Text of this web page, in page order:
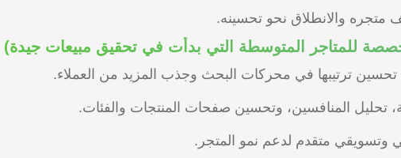
والانطلاق نحو تحسينه.
تحسين ترتيبها في محركات البحث وجذب المزيد من العملاء.
تحليل المنافسين، وتحسين صفحات المنتجات والفئات.
متقدم لدعم نمو المتجر.